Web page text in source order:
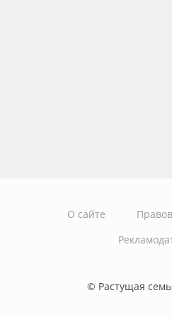
О сайте
© Растущая